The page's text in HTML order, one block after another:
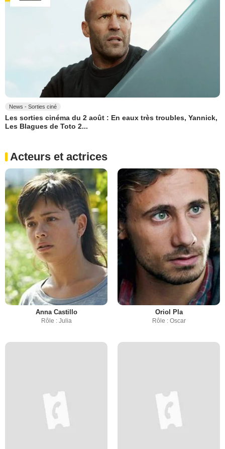
News - Sorties ciné
Les sorties cinéma du 2 août : En eaux très troubles, Yannick,
Les Blagues de Toto 2...
Acteurs et actrices
Anna Castillo
Rôle : Julia
Oriol Pla
Rôle : Oscar